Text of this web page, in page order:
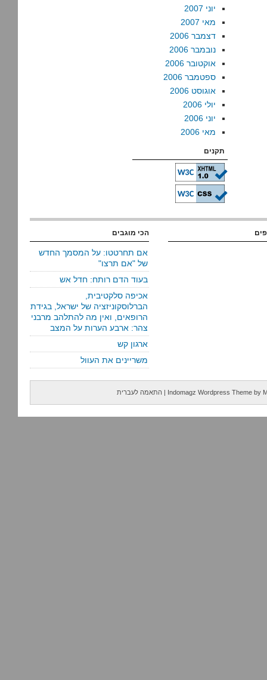
יוני 2007
מאי 2007
דצמבר 2006
נובמבר 2006
אוקטובר 2006
ספטמבר 2006
אוגוסט 2006
יולי 2006
יוני 2006
מאי 2006
תקנים
הכי מוגבים
אם תחרטטו: על המסמך החדש
של "אם תרצו"
בעוד הדם רותח: חדל אש
אכיפה סלקטיבית,
הברלוסקוניזציה של ישראל, בגידת
הרופאים, ואין מה להתלהב מרבני
צהר: ארבע הערות על המצב
ארגון קש
משריינים את העוול
Indomagz Wordpress Theme by
| התאמה לעברית